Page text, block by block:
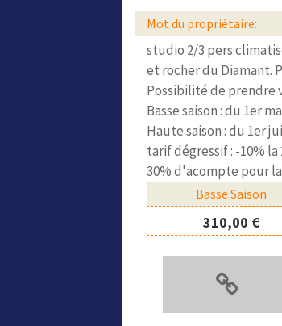
Mot du propriétaire:
studio 2/3
et rocher du Diamant.
Possibilité de prendre
Basse saison : du 1er
Haute saison : du 1er
tarif dégressif : -10% la
30% d'acompte pour
Basse Saison
310,00 €